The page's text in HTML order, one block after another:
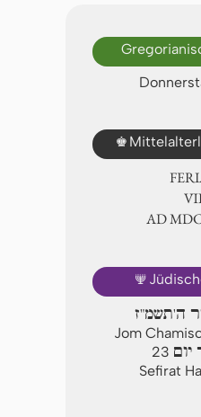
♚
Ⅶ.
AD
🕎
ה'תשמ"ז
Jom
23
Sefirat